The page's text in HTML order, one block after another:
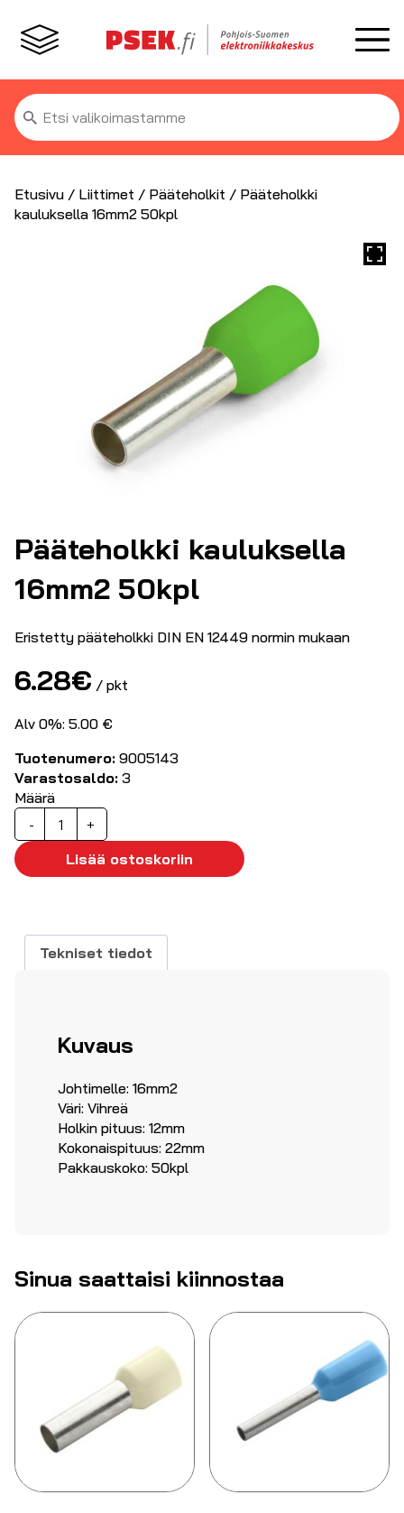
Etsi:
Etusivu / Liittimet / Pääteholkit / Pääteholkki
kauluksella 16mm2 50kpl
Pääteholkki kauluksella
16mm2 50kpl
Eristetty pääteholkki DIN EN 12449 normin mukaan
6.28€ / pkt
Alv 0%: 5.00 €
Tuotenumero: 9005143
Varastosaldo: 3
Määrä
-
Pääteholkki
kauluksella
16mm2
50kpl
+
Lisää ostoskoriin
Tekniset tiedot
Kuvaus
Johtimelle: 16mm2
Väri: Vihreä
Holkin pituus: 12mm
Kokonaispituus: 22mm
Pakkauskoko: 50kpl
Sinua saattaisi kiinnostaa